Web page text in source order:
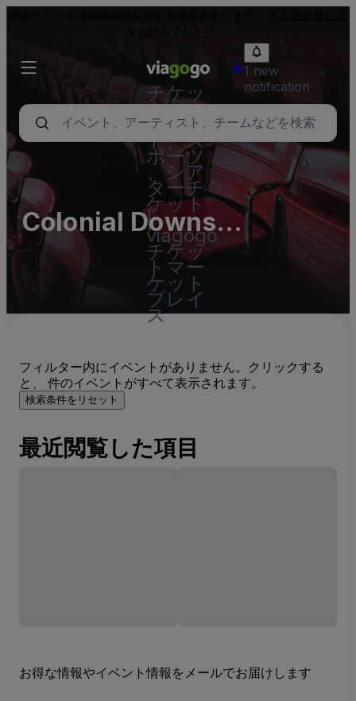
チケッ
ト - コ
ンサー
ト、ス
ポーツ
、シア
ターチ
ケット
|
viagogo
チケッ
トマー
ケット
プレイ
ス
1 new
notification
Colonial Downs
Racetrack Parking Lots
フィルター内にイベントがありません。クリックする
と、 件のイベントがすべて表示されます。
検索条件をリセット
最近閲覧した項目
お得な情報やイベント情報をメールでお届けします